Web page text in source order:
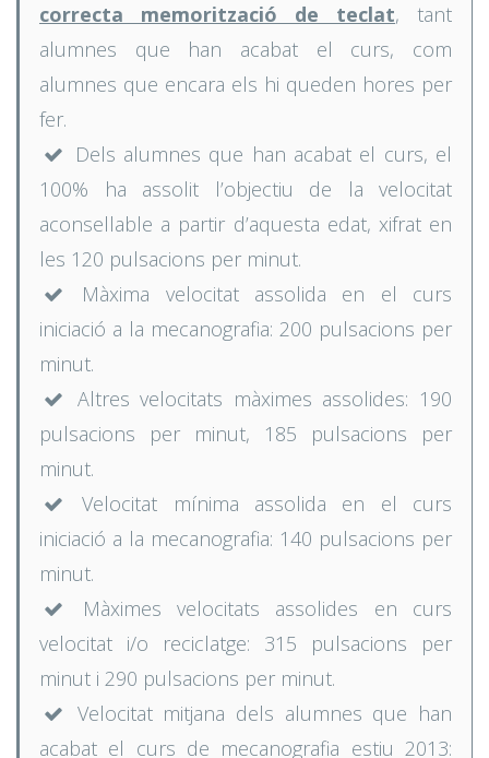
correcta memorització de teclat, tant
alumnes que han acabat el curs, com
alumnes que encara els hi queden hores per
fer.
Dels alumnes que han acabat el curs, el
100% ha assolit l’objectiu de la velocitat
aconsellable a partir d’aquesta edat, xifrat en
les 120 pulsacions per minut.
Màxima velocitat assolida en el curs
iniciació a la mecanografia: 200 pulsacions per
minut.
Altres velocitats màximes assolides: 190
pulsacions per minut, 185 pulsacions per
minut.
Velocitat mínima assolida en el curs
iniciació a la mecanografia: 140 pulsacions per
minut.
Màximes velocitats assolides en curs
velocitat i/o reciclatge: 315 pulsacions per
minut i 290 pulsacions per minut.
Velocitat mitjana dels alumnes que han
acabat el curs de mecanografia estiu 2013: